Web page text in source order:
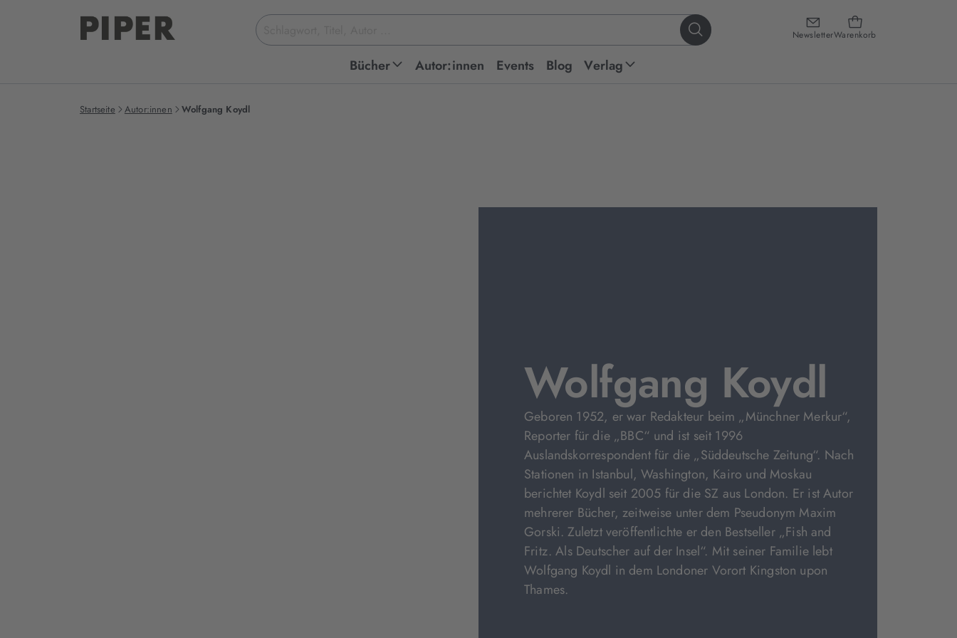
NewsletterWarenkorb
Suchbegriff
eingeben
Bücher Autor:innen Events Blog Verlag
Startseite Autor:innen Wolfgang Koydl
Wolfgang Koydl
Geboren 1952, er war Redakteur beim „Münchner Merkur“,
Reporter für die „BBC“ und ist seit 1996
Auslandskorrespondent für die „Süddeutsche Zeitung“. Nach
Stationen in Istanbul, Washington, Kairo und Moskau
berichtet Koydl seit 2005 für die SZ aus London. Er ist Autor
mehrerer Bücher, zeitweise unter dem Pseudonym Maxim
Gorski. Zuletzt veröffentlichte er den Bestseller „Fish and
Fritz. Als Deutscher auf der Insel“. Mit seiner Familie lebt
Wolfgang Koydl in dem Londoner Vorort Kingston upon
Thames.